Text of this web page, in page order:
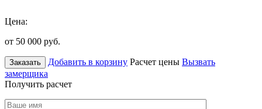
Цена:
от 50 000 руб.
Заказать Добавить в корзину Расчет цены Вызвать
замерщика
Получить расчет